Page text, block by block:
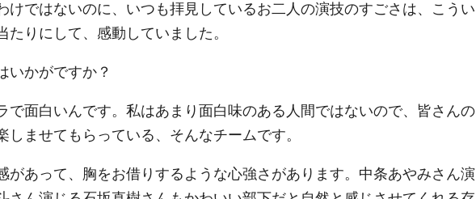
けではないのに、いつも拝見しているお二人の演技のすごさは、こうい
たりにして、感動していました。
かがですか？
で面白いんです。私はあまり面白味のある人間ではないので、皆さんの
ませてもらっている、そんなチームです。
があって、胸をお借りするような心強さがあります。中条あやみさん演